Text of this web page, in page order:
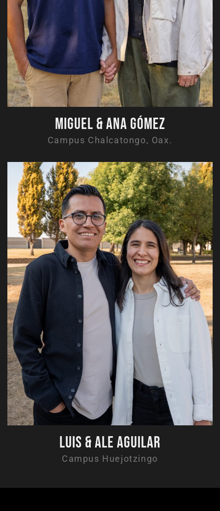
Miguel & Ana Gómez
Campus Chalcatongo, Oax.
Luis & Ale Aguilar
Campus Huejotzingo